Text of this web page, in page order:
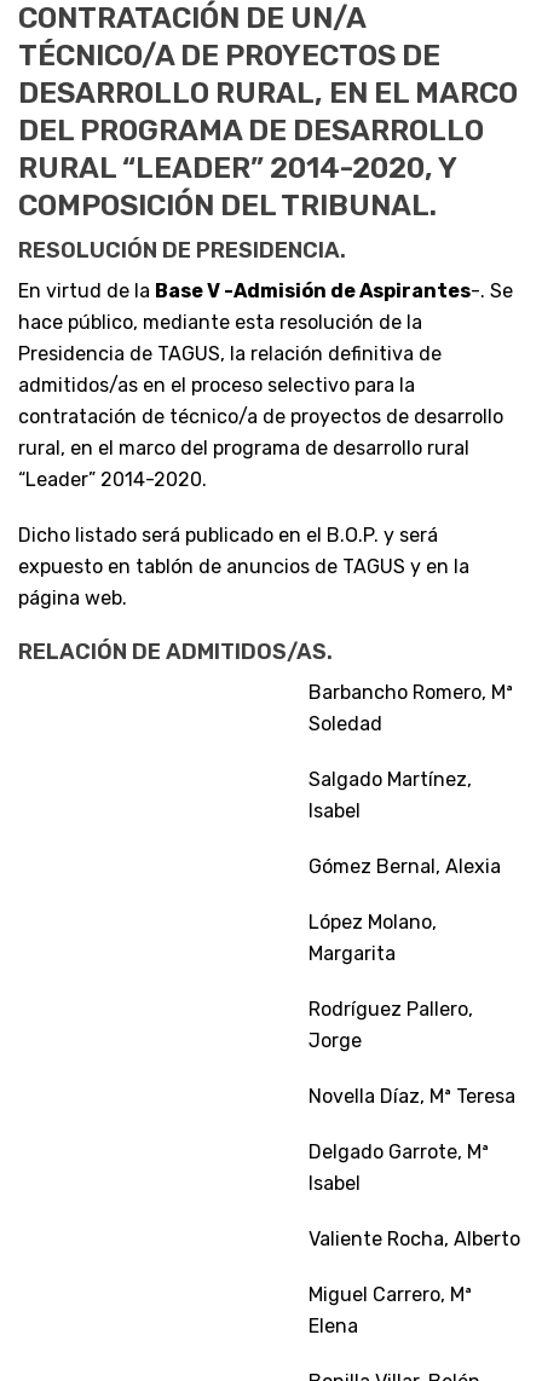
CONTRATACIÓN DE UN/A
TÉCNICO/A DE PROYECTOS DE
DESARROLLO RURAL, EN EL MARCO
DEL PROGRAMA DE DESARROLLO
RURAL “LEADER” 2014-2020, Y
COMPOSICIÓN DEL TRIBUNAL.
RESOLUCIÓN DE PRESIDENCIA.
En virtud de la Base V -Admisión de Aspirantes-. Se
hace público, mediante esta resolución de la
Presidencia de TAGUS, la relación definitiva de
admitidos/as en el proceso selectivo para la
contratación de técnico/a de proyectos de desarrollo
rural, en el marco del programa de desarrollo rural
“Leader” 2014-2020.
Dicho listado será publicado en el B.O.P. y será
expuesto en tablón de anuncios de TAGUS y en la
página web.
RELACIÓN DE ADMITIDOS/AS.
Barbancho Romero, Mª
Soledad
Salgado Martínez,
Isabel
Gómez Bernal, Alexia
López Molano,
Margarita
Rodríguez Pallero,
Jorge
Novella Díaz, Mª Teresa
Delgado Garrote, Mª
Isabel
Valiente Rocha, Alberto
Miguel Carrero, Mª
Elena